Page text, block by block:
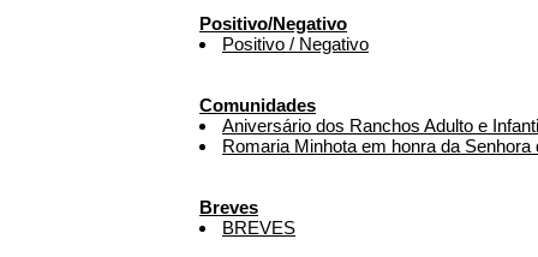
Positivo/Negativo
Positivo / Negativo
Comunidades
Aniversário dos Ranchos Adulto e
Romaria Minhota em honra da Senhora
Breves
BREVES